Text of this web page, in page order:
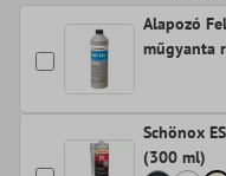
Alapozó
műgyanta
Schönox
(300 ml)